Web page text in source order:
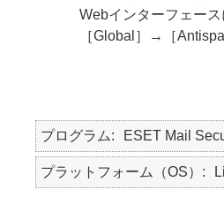
Webインターフェー
［Global］→［
プログラム ESET Mail
プラットフォーム（OS）